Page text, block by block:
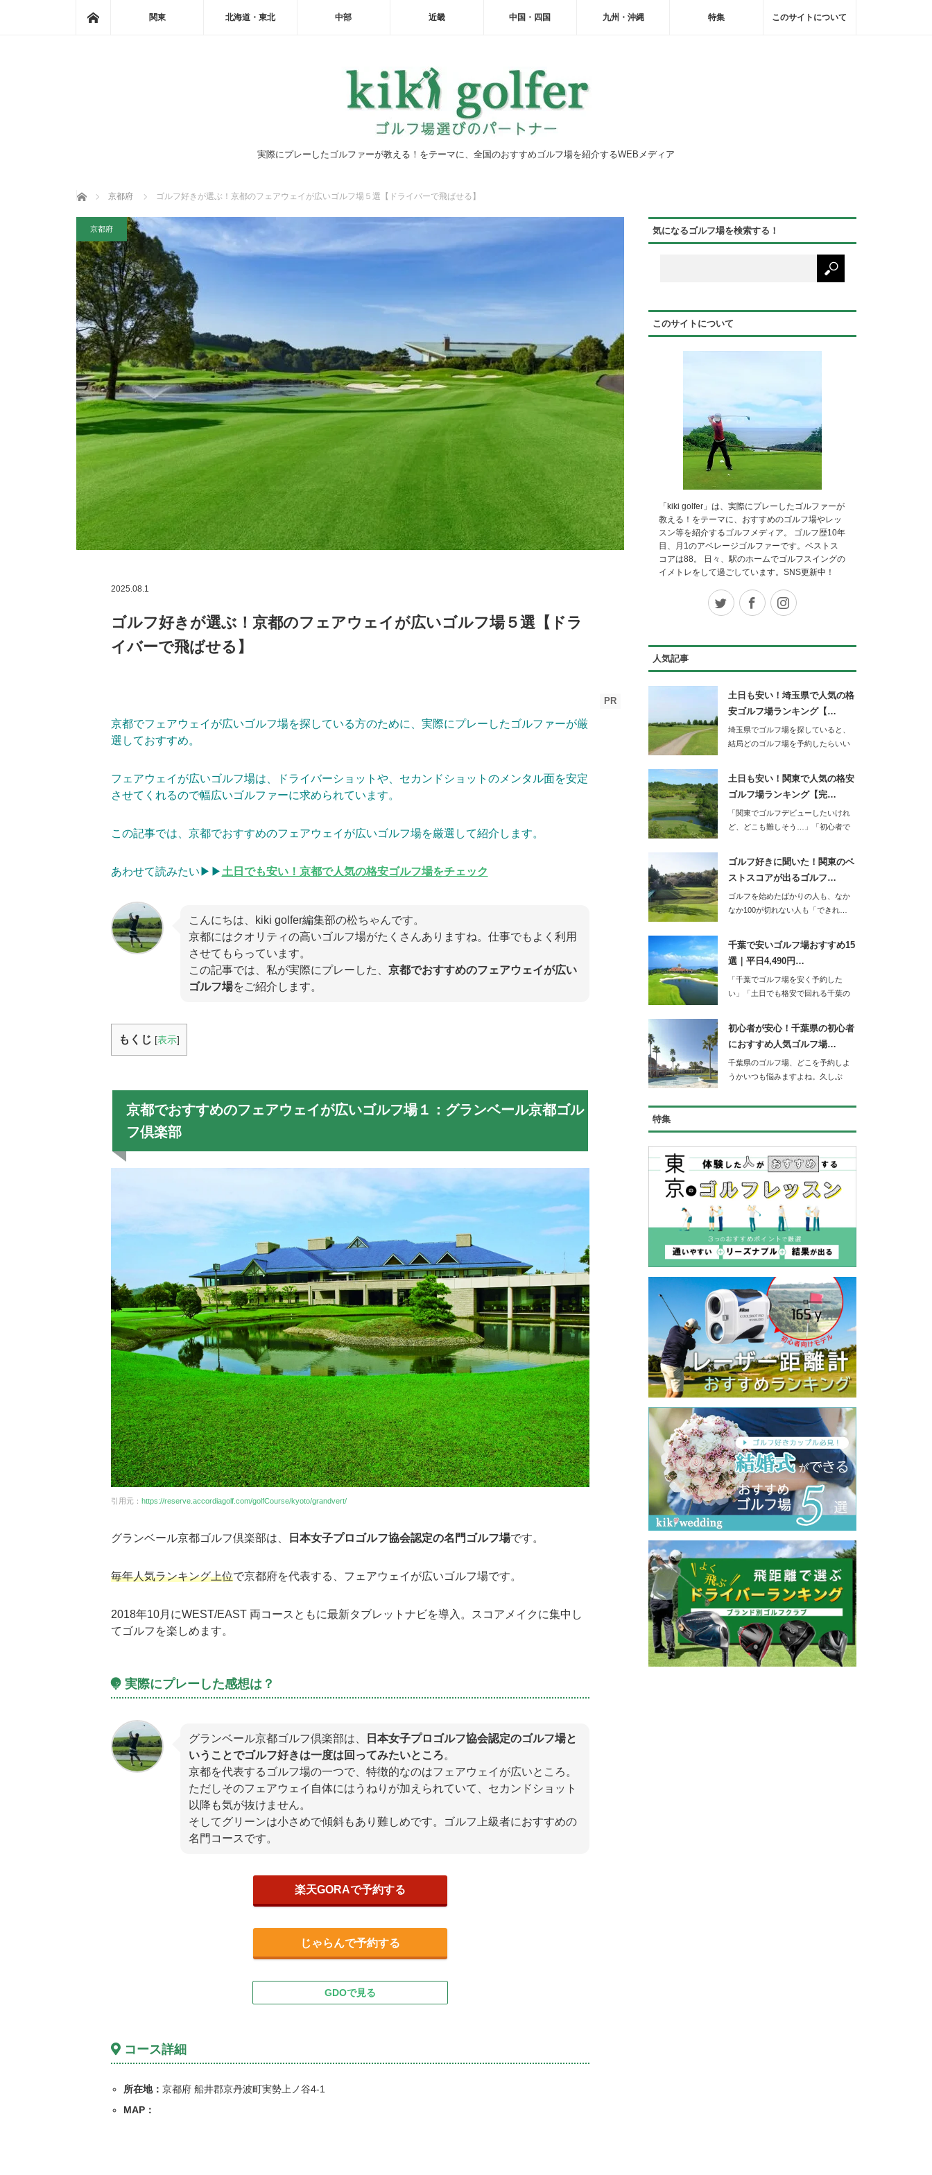
関東 北海道・東北 中部 近畿 中国・四国 九州・沖縄 特集 このサイトについて
実際にプレーしたゴルファーが教える！をテーマに、全国のおすすめゴルフ場を紹介するWEBメディア
ホーム 京都府 ゴルフ好きが選ぶ！京都のフェアウェイが広いゴルフ場５選【ドライバーで飛ばせる】
京都府
2025.08.1
ゴルフ好きが選ぶ！京都のフェアウェイが広いゴルフ場５選【ドラ
イバーで飛ばせる】
PR
京都でフェアウェイが広いゴルフ場を探している方のために、実際にプレーしたゴルファーが厳
選しておすすめ。
フェアウェイが広いゴルフ場は、ドライバーショットや、セカンドショットのメンタル面を安定
させてくれるので幅広いゴルファーに求められています。
この記事では、京都でおすすめのフェアウェイが広いゴルフ場を厳選して紹介します。
あわせて読みたい▶▶ 土日でも安い！京都で人気の格安ゴルフ場をチェック
こんにちは、kiki golfer編集部の松ちゃんです。
京都にはクオリティの高いゴルフ場がたくさんありますね。仕事でもよく利用
させてもらっています。
この記事では、私が実際にプレーした、 京都でおすすめのフェアウェイが広い
ゴルフ場をご紹介します。
もくじ [表示]
京都でおすすめのフェアウェイが広いゴルフ場１：グランベール京都ゴル
フ倶楽部
引用元： https://reserve.accordiagolf.com/golfCourse/kyoto/grandvert/
グランベール京都ゴルフ倶楽部は、 日本女子プロゴルフ協会認定の名門ゴルフ場です。
毎年人気ランキング上位で京都府を代表する、フェアウェイが広いゴルフ場です。
2018年10月にWEST/EAST 両コースともに最新タブレットナビを導入。スコアメイクに集中し
てゴルフを楽しめます。
実際にプレーした感想は？
グランベール京都ゴルフ倶楽部は、
日本女子プロゴルフ協会認定のゴルフ場と
いうことでゴルフ好きは一度は回ってみたいところ。
京都を代表するゴルフ場の一つで、特徴的なのはフェアウェイが広いところ。
ただしそのフェアウェイ自体にはうねりが加えられていて、セカンドショット
以降も気が抜けません。
そしてグリーンは小さめで傾斜もあり難しめです。ゴルフ上級者におすすめの
名門コースです。
楽天GORAで予約する
じゃらんで予約する
GDOで見る
コース詳細
所在地： 京都府 船井郡京丹波町実勢上ノ谷4-1
MAP：
気になるゴルフ場を検索する！
このサイトについて
「kiki golfer」は、実際にプレーしたゴルファーが
教える！をテーマに、おすすめのゴルフ場やレッ
スン等を紹介するゴルフメディア。 ゴルフ歴10年
目、月1のアベレージゴルファーです。ベストス
コアは88。 日々、駅のホームでゴルフスイングの
イメトレをして過ごしています。SNS更新中！
Twitter Facebook
人気記事
土日も安い！埼玉県で人気の格
安ゴルフ場ランキング【…
埼玉県でゴルフ場を探していると、
結局どのゴルフ場を予約したらいい
土日も安い！関東で人気の格安
ゴルフ場ランキング【完…
「関東でゴルフデビューしたいけれ
ど、どこも難しそう…」「初心者で
ゴルフ好きに聞いた！関東のベ
ストスコアが出るゴルフ…
ゴルフを始めたばかりの人も、なか
なか100が切れない人も「できれ…
千葉で安いゴルフ場おすすめ15
選｜平日4,490円…
「千葉でゴルフ場を安く予約した
い」「土日でも格安で回れる千葉の
初心者が安心！千葉県の初心者
におすすめ人気ゴルフ場…
千葉県のゴルフ場、どこを予約しよ
うかいつも悩みますよね。久しぶ
特集